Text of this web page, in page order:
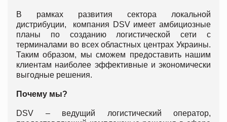
В рамках развития сектора локальной
дистрибуции, компания DSV имеет амбициозные
планы по созданию логистической сети с
терминалами во всех областных центрах Украины.
Таким образом, мы сможем предоставить нашим
клиентам наиболее эффективные и экономически
выгодные решения.
Почему мы?
DSV – ведущий логистический оператор,